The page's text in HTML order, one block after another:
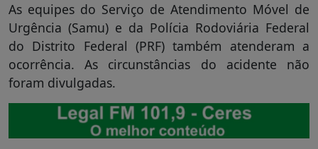
As equipes do Serviço de Atendimento Móvel de
Urgência (Samu) e da Polícia Rodoviária Federal
do Distrito Federal (PRF) também atenderam a
ocorrência. As circunstâncias do acidente não
foram divulgadas.